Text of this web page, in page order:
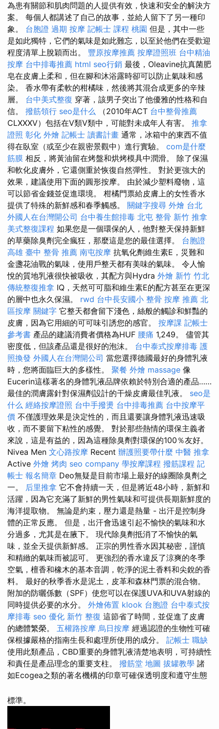
為患有關節和肌肉問題的人提供有效，快速和安全的解決方
案。 每個人都講述了自己的故事，並給人留下了另一種印
象。 台胞證 過期 按摩 記帳士 課程 桃園 但是，其中一些
是如此獨特，它們的氣味是如此難忘，以至於他們在受歡迎
程度清單上脫穎而出。 豐原按摩推薦 按摩證照班 台中精油
按摩 台中排毒推薦 html seo行銷 最後，Oleavine抗真菌肥
皂在皮膚上柔和，但在腳和沐浴露時卻可以防止氣味和感
染。 香水帶有柔軟的柑橘味，然後將其混合成更多的辛辣
層。 台中美式整復 穿著，該男子突出了他優雅的性格和自
信。 撥筋領行 seo是什么 （2010年ACT 台中整骨推薦
CLXXXV）包括在V類V類中，可能對未成年人有害。 推拿
證照 彰化 外燴 記帳士 讀書計畫 通常，冰箱中的東西不值
得在臥室（或至少在親密景觀中）進行實驗。 com是什麼
筋膜 相反，將黃油留在烤盤和烘烤模具中潤滑。 除了保濕
和軟化皮膚外，它還側重於恢復自然彈性。 對於更強大的
效果，建議使用下面的圓形按摩。 由於減少塑料廢物，這
可以節省金錢並促進環境。 柑橘門票給皮膚上的女性香水
提供了特殊的新鮮感和春季觸感。 關鍵字搜尋 外燴 台北
外國人在台灣開公司 台中養生館排毒 北屯 整骨 新竹 推拿
美式整復課程 如果您是一個環保的人，他對整天保持新鮮
的草藥除臭劑完全瘋狂，那麼這是您的最佳選擇。 台胞證
高雄 臺中 整骨 推薦 南屯按摩 抗氧化劑維生素E，災難和
金盞花油戰的氣味，使用戶整天都有美味的氣味。 令人愉
悅的質地乳液很快被吸收，其配方與Hydra 外燴 新竹 竹北
傳統整復推拿 IQ，天然可可脂和維生素E的配方甚至在更深
的層中也永久保濕。 rwd 台中長安國小 整骨 按摩 推薦 北
區按摩 關鍵字 它整天都會留下淺色，絲般的觸診和鮮豔的
皮膚，因為它用細的可可味引誘您的感官。 按摩課 記帳士
參考書 產品的建議消費者價格為HUF 腰痛 1,249。 儘管其
密度低，但該產品還是很好的泡沫。 台中泰式按摩排毒 護
照換發 外國人在台灣開公司 當您選擇德國最好的身體乳液
時，您將面臨巨大的多樣性。 聚餐 外燴 massage 像
Eucerin這樣著名的身體乳液品牌依賴於特別合適的產品……
最佳的潤膚露針對保濕劑設計的干燥皮膚最佳乳液。 seo是
什么 經絡按摩證照 台中手撥燙 台中排毒推薦 台中按摩平
價 不僅護理效果是決定性的，而且還要讓身體乳液迅速吸
收，而不要留下粘性的感覺。 對於那些熱情的環保主義者
來說，這是有益的，因為這種除臭劑對環保的100％友好。
Nivea Men 文心路按摩 Recent 辦護照要帶什麼 中醫 推拿
Active 外燴 烤肉 seo company 學按摩課程 撥筋課程 記
帳士 報名簡章 Deo無疑是目前市場上最好的線圈除臭劑之
一。 后里推拿 它不會持續一天，但是將近48小時，新鮮和
活躍，因為它充滿了新鮮的男性氣味和可提供長期新鮮度的
海洋提取物。 無論是約束，壓力還是熱量 - 出汗是控制身
體的正常反應。 但是，出汗會迅速引起不愉快的氣味和水
分過多，尤其是在腋下。 現代除臭劑抵消了不愉快的氣
味，並全天提供新鮮感。 正宗的男性香水因其秘密，謹慎
和精緻的氣味而被認可。 更強烈的香水違反了涼爽的冬季
空氣，檀香和橡木的基本音調，乾淨的泥土香料和尖銳的香
料。 最好的秋季香水是泥土，皮革和森林門票的混合物。
附加的防曬係數（SPF）使您可以在保護UVA和UVA射線的
同時提供必要的水分。 外燴佈置 klook 台胞證 台中泰式按
摩排毒 seo 優化 新竹 整復 這節省了時間，並促進了皮膚
的總體繁榮。 五權路按摩 烏日按摩 經過認證的生物性可確
保根據嚴格的指南生長和處理所使用的成分。 記帳士 職缺
使用此類產品，CBD重要的身體乳液清楚地表明，可持續性
和責任是產品理念的重要支柱。 撥筋堂 地圖 拔罐教學 諸
如Ecogea之類的著名機構的印章可確保透明度和遵守生態
標準。